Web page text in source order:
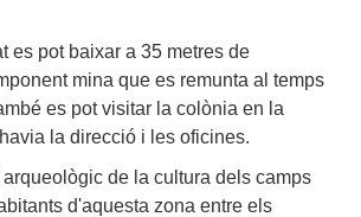
es pot baixar a 35 metres de
mina que es remunta al temps
es pot visitar la colònia en la
la direcció i les oficines.
de la cultura dels camps
d'aquesta zona entre els